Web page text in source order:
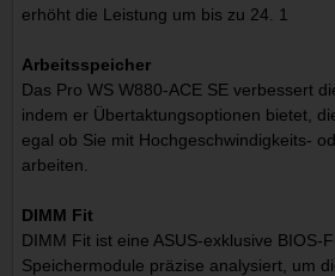
erhöht die Leistung um bis zu 24. 1
Arbeitsspeicher
Das Pro WS W880-ACE SE verbessert
indem er Übertaktungsoptionen bietet,
egal ob Sie mit Hochgeschwindigkeits-
arbeiten.
DIMM Fit
DIMM Fit ist eine ASUS-exklusive BIOS-
Speichermodule präzise analysiert, um